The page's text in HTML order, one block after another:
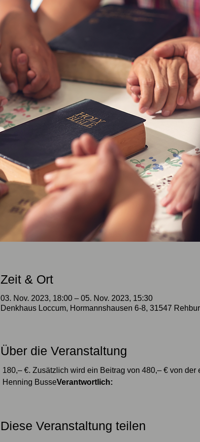
Zeit & Ort
03. Nov. 2023, 18:00 – 05. Nov. 2023, 15:30
Denkhaus Loccum, Hormannshausen 6-8, 31547
Über die Veranstaltung
180,– €. Zusätzlich wird ein Beitrag von 480,– € von
Henning BusseVerantwortlich:
Diese Veranstaltung teilen